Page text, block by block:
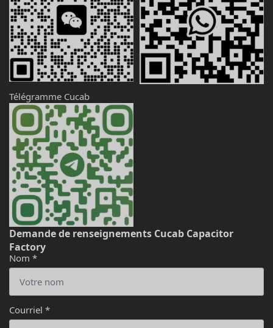
Télégramme Cucab
Demande de renseignements Cucab Capacitor
Factory
Nom *
Courriel *